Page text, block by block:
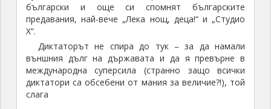
български и още си спомнят българските
предавания, най-вече „Лека нощ, деца!“ и „Студио
Х“.
Диктаторът не спира до тук – за да намали
външния дълг на държавата и да я превърне в
международна суперсила (странно защо всички
диктатори са обсебени от мания за величие?!), той
слага